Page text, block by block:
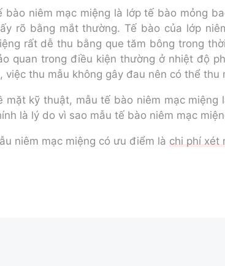
bào niêm mạc miệng là lớp tế bào mỏng
rõ bằng mắt thường. Tế bào của lớp
rất dễ thu bằng que tăm bông trong
quan trong điều kiện thường ở nhiệt độ
việc thu mẫu không gây đau nên có thể
mặt kỹ thuật, mẫu tế bào niêm mạc miệng
là lý do vì sao mẫu tế bào niêm mạc
niêm mạc miệng có ưu điểm là chi phí xét